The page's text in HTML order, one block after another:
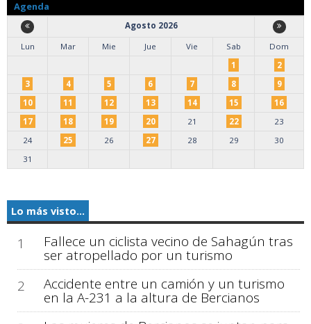
Agenda
Agosto 2026
Lun
Mar Mie Jue Vie Sab
Dom
1
2
3
4 5 6 7 8
9
10
11 12 13 14 15
16
17
18 19 20 21 22
23
24
25 26 27 28 29
30
31
Lo más visto...
1 Fallece un ciclista vecino de Sahagún tras
ser atropellado por un turismo
2
Accidente entre un camión y un turismo
en la A-231 a la altura de Bercianos